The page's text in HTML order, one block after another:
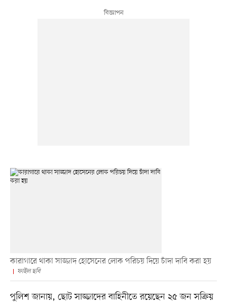
কারাগারে থাকা সাজ্জাদ হোসেনের লোক পরিচয় দিয়ে চাঁদা দাবি করা হয়
ফাইল ছবি
পুলিশ জানায়, ছোট সাজ্জাদের বাহিনীতে রয়েছেন ২৫ জন সক্রিয়